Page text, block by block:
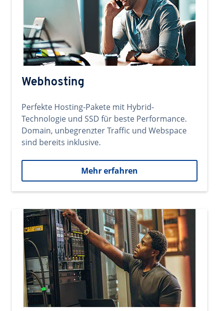
Webhosting
Perfekte Hosting-Pakete mit Hybrid-
Technologie und SSD für beste Performance.
Domain, unbegrenzter Traffic und Webspace
sind bereits inklusive.
Mehr erfahren